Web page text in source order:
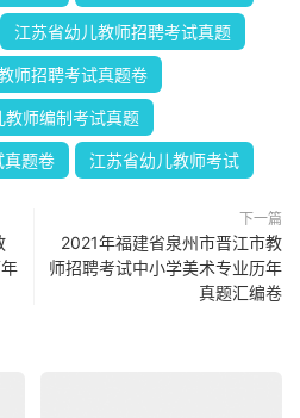
江苏省幼儿教师招聘考试真题
师招聘考试真题卷
教师编制考试真题
真题卷 江苏省幼儿教师考试
下一篇
2021年福建省泉州市晋江市教
师招聘考试中小学美术专业历年
真题汇编卷